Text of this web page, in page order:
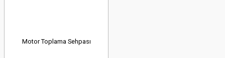
Motor Toplama Sehpası